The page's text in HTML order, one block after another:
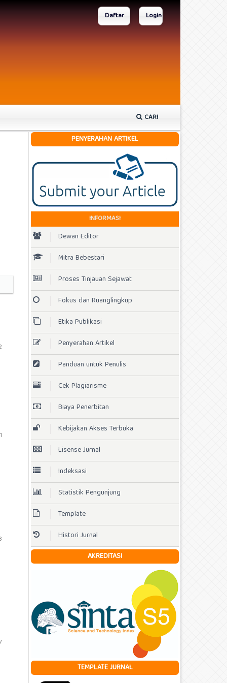
CARI
Daftar Login
PENYERAHAN ARTIKEL
INFORMASI
Dewan Editor
Mitra Bebestari
Proses Tinjauan Sejawat
Fokus dan Ruanglingkup
Etika Publikasi
Penyerahan Artikel
Panduan untuk Penulis
Cek Plagiarisme
Biaya Penerbitan
Kebijakan Akses Terbuka
Lisense Jurnal
Indeksasi
Statistik Pengunjung
Template
Histori Jurnal
AKREDITASI
TEMPLATE JURNAL